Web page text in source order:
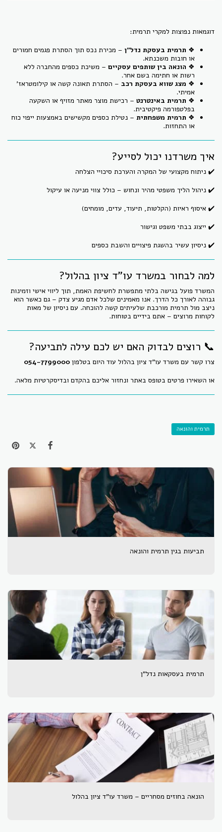
דוגמאות נפוצות למקרי תרמית:
❖ תרמית בעסקת נדל"ן – מכירת נכס תוך הסתרת פגמים חמורים
או חובות משכנתא.
❖ הונאה בין שותפים עסקיים – משיכת כספים מהחברה ללא
רשות או חתימה בשם אחר.
❖ מצג שווא בעסקת רכב – הסתרת תאונה קשה או קילומטראז'
אמיתי.
❖ תרמית באינטרנט – רכישת מוצר מאתר מזויף או השקעה
בפלטפורמה פיקטיבית.
❖ תרמית משפחתית – נטילת כספים מקשישים באמצעות ייפוי כוח
או התחזות.
איך משרדנו יכול לסייע?
✔️ ניתוח מקצועי של המקרה והערכת סיכויי הצלחה
✔️ ניהול הליך משפטי מהיר ונחוש – כולל צווי מניעה או עיקול
✔️ איסוף ראיות (הקלטות, תיעוד, עדים, מומחים)
✔️ ייצוג בבתי משפט וגישור
✔️ ניסיון עשיר בהשגת פיצויים והשבת כספים
למה לבחור במשרד עו"ד ציון בהלול?
המשרד פועל בגישה בלתי מתפשרת לחשיפת האמת, תוך ליווי אישי וזמינות
גבוהה לאורך כל הדרך. אנו מאמינים שלכל אדם מגיע צדק – גם כאשר הוא
ניצב מול תרמית מורכבת שלעיתים קשה להוכחה. עם ניסיון של מאות
לקוחות מרוצים – אתם בידיים בטוחות.
📞 רוצים לבדוק האם יש לכם עילה לתביעה?
צרו קשר עם משרד עו"ד ציון בהלול עוד היום בטלפון 054-7799000
או השאירו פרטים בטופס באתר ונחזור אליכם בהקדם ובדיסקרטיות מלאה.
תרמית והונאה
תביעות בגין תרמית והונאה
תרמית בעסקאות נדל"ן
הונאה בחוזים מסחריים – משרד עו"ד ציון בהלול